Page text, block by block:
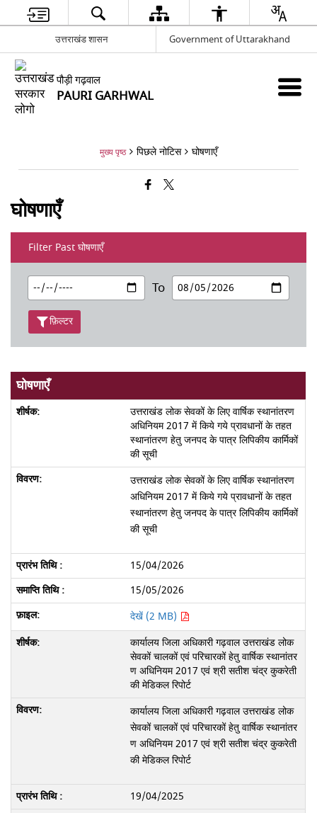
उत्तराखंड शासन Government of Uttarakhand
पौड़ी गढ़वाल
PAURI GARHWAL
मुख्य पृष्ठ पिछले नोटिस घोषणाएँ
घोषणाएँ
Filter Past घोषणाएँ
To
फ़िल्टर
घोषणाएँ
उत्तराखंड लोक सेवकों के लिए वार्षिक स्थानांतरण
अधिनियम 2017 में किये गये प्रावधानों के तहत
स्थानांतरण हेतु जनपद के पात्र लिपिकीय कार्मिकों
की सूची
उत्तराखंड लोक सेवकों के लिए वार्षिक स्थानांतरण
अधिनियम 2017 में किये गये प्रावधानों के तहत
स्थानांतरण हेतु जनपद के पात्र लिपिकीय कार्मिकों
की सूची
15/04/2026
15/05/2026
देखें (2 MB)
कार्यालय जिला अधिकारी गढ़वाल उत्तराखंड लोक
सेवकों चालकों एवं परिचारकों हेतु वार्षिक स्थानांतर
ण अधिनियम 2017 एवं श्री सतीश चंद्र कुकरेती
की मेडिकल रिपोर्ट
कार्यालय जिला अधिकारी गढ़वाल उत्तराखंड लोक
सेवकों चालकों एवं परिचारकों हेतु वार्षिक स्थानांतर
ण अधिनियम 2017 एवं श्री सतीश चंद्र कुकरेती
की मेडिकल रिपोर्ट
19/04/2025